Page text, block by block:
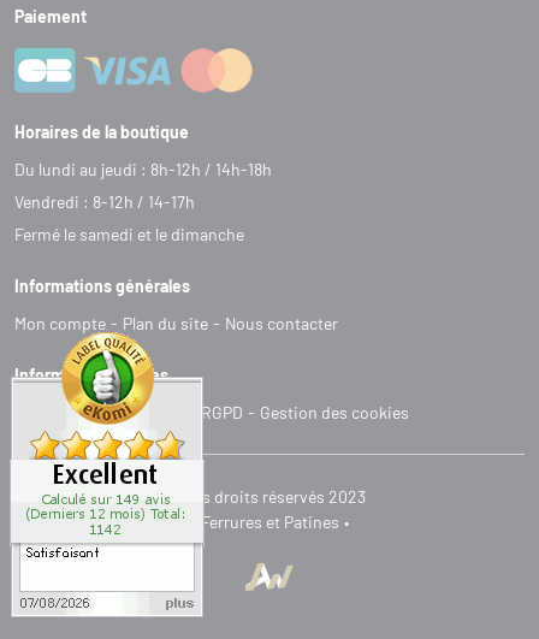
Paiement
Horaires de la boutique
Du lundi au jeudi : 8h-12h / 14h-18h
Vendredi : 8-12h / 14-17h
Fermé le samedi et le dimanche
Informations générales
Mon compte
Plan du site Nous contacter
Informations légales
Mentions légales RGPD Gestion des cookies
Tous droits réservés 2023
Ferrures et Patines